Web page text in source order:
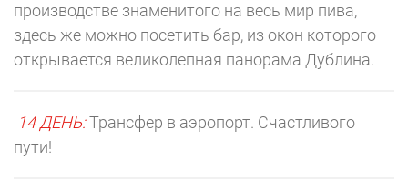
производстве знаменитого на весь мир пива,
здесь же можно посетить бар, из окон которого
открывается великолепная панорама Дублина.
14 ДЕНЬ:Трансфер в аэропорт. Счастливого
пути!